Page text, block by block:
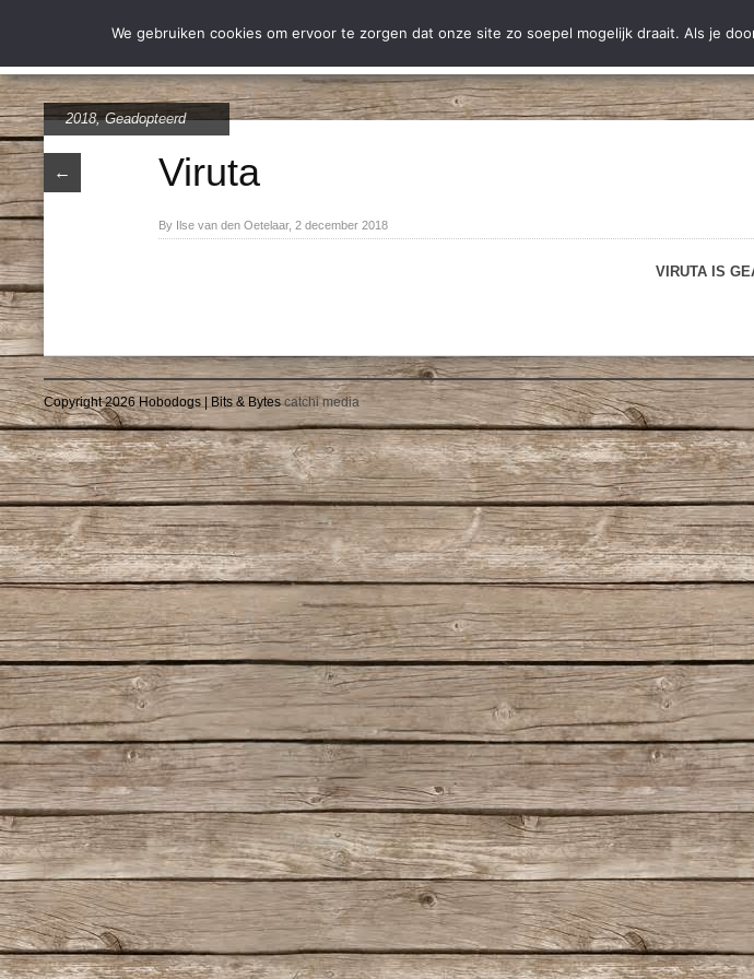
Wie zijn wij Over Stichting Hobodogs Ter adoptie
←
2018,Geadopteerd
Viruta
By Ilse van den Oetelaar, 2 december 2018
VIRUTA IS
Copyright 2026 Hobodogs | Bits & Bytescatchi media
We gebruiken cookies om ervoor te zorgen dat onze site zo soepel mogelijk draait. Als je